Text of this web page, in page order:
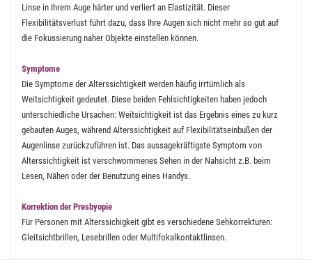
Linse in Ihrem Auge härter und verliert an Elastizität. Dieser
Flexibilitätsverlust führt dazu, dass Ihre Augen sich nicht mehr so gut auf
die Fokussierung naher Objekte einstellen können.
Symptome
Die Symptome der Alterssichtigkeit werden häufig irrtümlich als
Weitsichtigkeit gedeutet. Diese beiden Fehlsichtigkeiten haben jedoch
unterschiedliche Ursachen: Weitsichtigkeit ist das Ergebnis eines zu kurz
gebauten Auges, während Alterssichtigkeit auf Flexibilitätseinbußen der
Augenlinse zurückzuführen ist. Das aussagekräftigste Symptom von
Alterssichtigkeit ist verschwommenes Sehen in der Nahsicht z.B. beim
Lesen, Nähen oder der Benutzung eines Handys.
Korrektion der Presbyopie
Für Personen mit Alterssichigkeit gibt es verschiedene Sehkorrekturen:
Gleitsichtbrillen, Lesebrillen oder Multifokalkontaktlinsen.